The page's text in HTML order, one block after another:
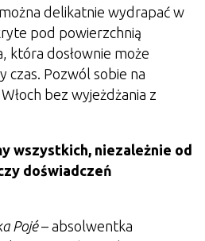
delikatnie wydrapać w
pod powierzchnią
która dosłownie może
czas. Pozwól sobie na
bez wyjeżdżania z
wszystkich, niezależnie od
doświadczeń
Pojé– absolwentka